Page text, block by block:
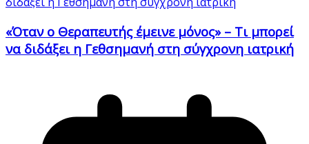
«Όταν ο Θεραπευτής έμεινε μόνος» – Τι μπορεί
να διδάξει η Γεθσημανή στη σύγχρονη ιατρική